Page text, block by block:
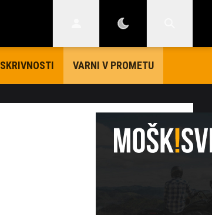
SKRIVNOSTI VARNI V PROMETU